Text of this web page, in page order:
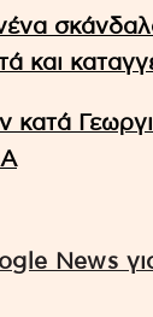
και
κατά
News